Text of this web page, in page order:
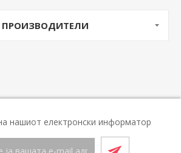
ПРОИЗВОДИТЕЛИ
нашиот електронски информатор